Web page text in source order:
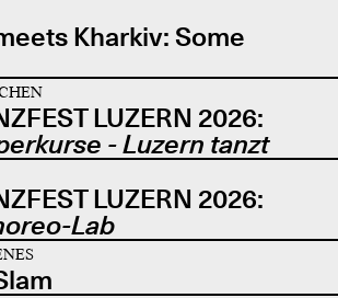
Kharkiv: Some
LUZERN 2026:
- Luzern tanzt
LUZERN 2026:
Lab